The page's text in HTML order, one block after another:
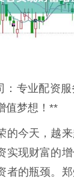
：专业配资
值梦想！**
的今天，越
实现财富的
者的瓶颈。郑